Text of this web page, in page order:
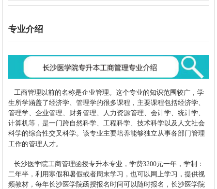
专业介绍
工商管理以前的名称是企业管理 。这个专业的知识范围较广，学
生所学涵盖了经济学、管理学的很多课程，主要课程包括经济学、
管理学、企业管理、财务管理、人力资源管理、会计学、统计学、
计算机等，是一门跨自然科学、工程科学、技术科学以及人文社会
科学的综合性交叉科学。该专业主要培养能够独立从事各部门管理
工作的管理人才。
长沙医学院工商管理函授专升本专业，学费3200元一年，学制：
二年半，利用寒假和暑假或者周末学习，也可以网上学习，提供视
频教材，每年长沙医学院函授报名时间可以随时报名，长沙医学院